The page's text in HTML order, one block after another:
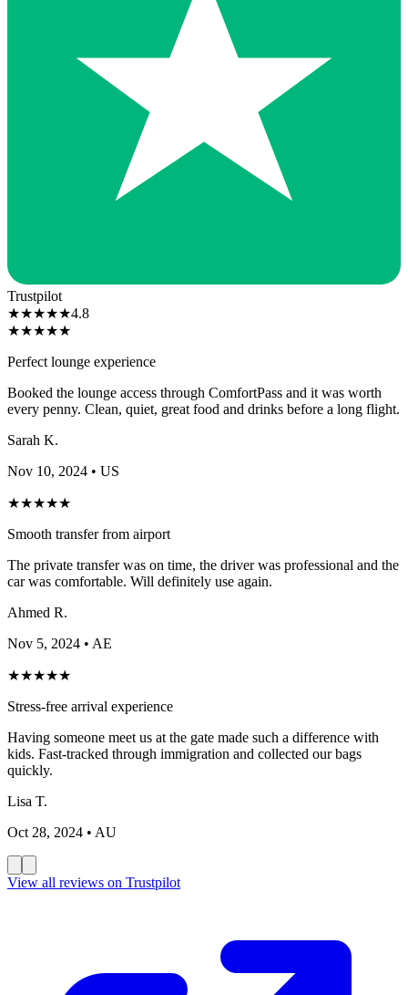
Trustpilot
★★★★★4.8
★★★★★
Perfect lounge experience
Booked the lounge access through ComfortPass and it was worth
every penny. Clean, quiet, great food and drinks before a long flight.
Sarah K.
Nov 10, 2024 • US
★★★★★
Smooth transfer from airport
The private transfer was on time, the driver was professional and the
car was comfortable. Will definitely use again.
Ahmed R.
Nov 5, 2024 • AE
★★★★★
Stress-free arrival experience
Having someone meet us at the gate made such a difference with
kids. Fast-tracked through immigration and collected our bags
quickly.
Lisa T.
Oct 28, 2024 • AU
View all reviews on Trustpilot